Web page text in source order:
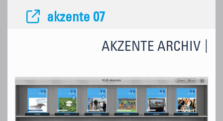
akzente 07
AKZENTE ARCHIV